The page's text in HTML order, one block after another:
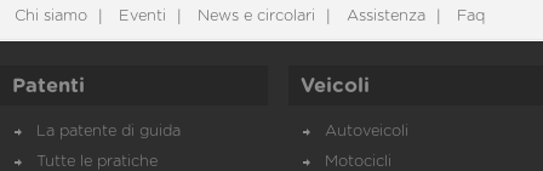
Chi siamo Eventi News e circolari Assistenza Faq
Patenti
La patente di guida
Tutte le pratiche
Veicoli
Autoveicoli
Motocicli